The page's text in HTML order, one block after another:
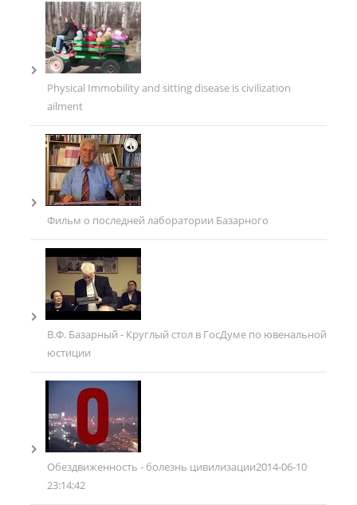
Physical Immobility and sitting disease is civilization
ailment
Фильм о последней лаборатории Базарного
В.Ф. Базарный - Круглый стол в ГосДуме по ювенальной
юстиции
Обездвиженность - болезнь цивилизации2014-06-10
23:14:42